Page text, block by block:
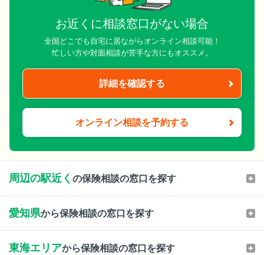
お近くに相談窓口がない場合
全国どこでも自宅に居ながらオンライン相談可能！
忙しい方や対面相談が苦手な方にもオススメ。
詳細を確認する
オンライン相談を予約する
周辺の駅近く の保険相談の窓口を探す
愛知県から保険相談の窓口を探す
東海エリアから保険相談の窓口を探す